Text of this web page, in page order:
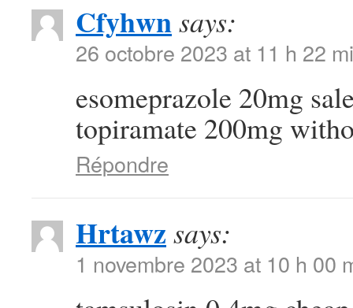
Cfyhwnsays:
26 octobre 2023 at 11 h 22
esomeprazole 20mg
topiramate 200mg
Répondre
Hrtawz says:
1 novembre 2023 at 10 h 00